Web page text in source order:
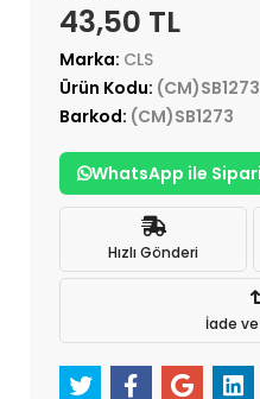
43,50 TL
Marka: CLS
Ürün Kodu: (CM)SB1273
Barkod: (CM)SB1273
WhatsApp ile
Hızlı Gönderi
İade